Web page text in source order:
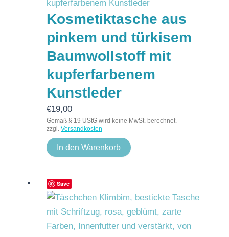
Kosmetiktasche aus
pinkem und türkisem
Baumwollstoff mit
kupferfarbenem
Kunstleder
€19,00
Gemäß § 19 UStG wird keine MwSt. berechnet.
zzgl. Versandkosten
In den Warenkorb
Save